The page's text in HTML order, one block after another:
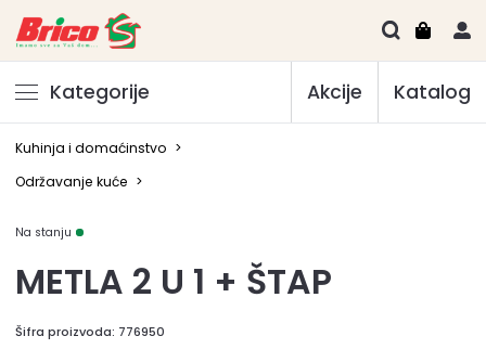
Kategorije Akcije Katalog
Kuhinja i domaćinstvo >
Održavanje kuće >
Na stanju
METLA 2 U 1 + ŠTAP
Šifra proizvoda: 776950